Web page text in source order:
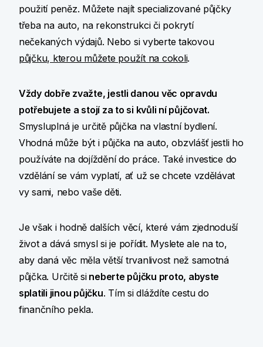
použití peněz. Můžete najít specializované půjčky
třeba na auto, na rekonstrukci či pokrytí
nečekaných výdajů. Nebo si vyberte takovou
půjčku, kterou můžete použít na cokoli.
Vždy dobře zvažte, jestli danou věc opravdu
potřebujete a stojí za to si kvůli ní půjčovat.
Smysluplná je určitě půjčka na vlastní bydlení.
Vhodná může být i půjčka na auto, obzvlášť jestli ho
používáte na dojíždění do práce. Také investice do
vzdělání se vám vyplatí, ať už se chcete vzdělávat
vy sami, nebo vaše děti.
Je však i hodně dalších věcí, které vám zjednoduší
život a dává smysl si je pořídit. Myslete ale na to,
aby daná věc měla větší trvanlivost než samotná
půjčka. Určitě sineberte půjčku proto, abyste
splatili jinou půjčku. Tím si dláždíte cestu do
finančního pekla.